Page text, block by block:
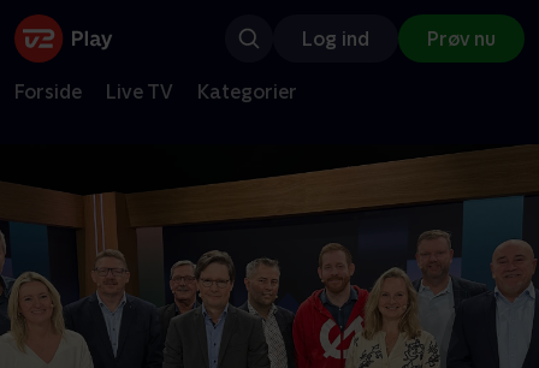
Log ind Prøv nu
Forside Live TV Kategorier